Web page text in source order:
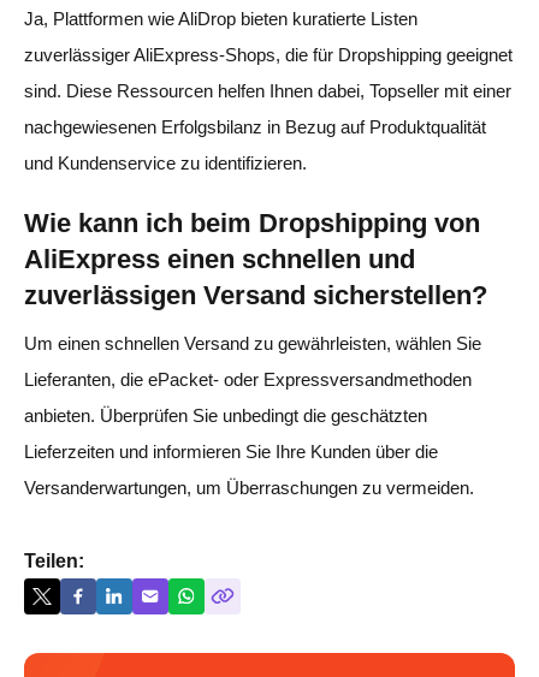
Ja, Plattformen wie AliDrop bieten kuratierte Listen
zuverlässiger AliExpress-Shops, die für Dropshipping geeignet
sind. Diese Ressourcen helfen Ihnen dabei, Topseller mit einer
nachgewiesenen Erfolgsbilanz in Bezug auf Produktqualität
und Kundenservice zu identifizieren.
Wie kann ich beim Dropshipping von
AliExpress einen schnellen und
zuverlässigen Versand sicherstellen?
Um einen schnellen Versand zu gewährleisten, wählen Sie
Lieferanten, die ePacket- oder Expressversandmethoden
anbieten. Überprüfen Sie unbedingt die geschätzten
Lieferzeiten und informieren Sie Ihre Kunden über die
Versanderwartungen, um Überraschungen zu vermeiden.
Teilen: